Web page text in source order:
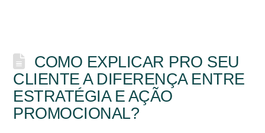
COMO EXPLICAR PRO SEU
CLIENTE A DIFERENÇA ENTRE
ESTRATÉGIA E AÇÃO
PROMOCIONAL?